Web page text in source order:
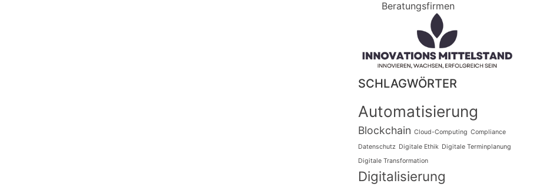
Beratungsfirmen
SCHLAGWÖRTER
Automatisierung
Blockchain Cloud-Computing Compliance
Datenschutz Digitale Ethik Digitale Terminplanung
Digitale Transformation
Digitalisierung